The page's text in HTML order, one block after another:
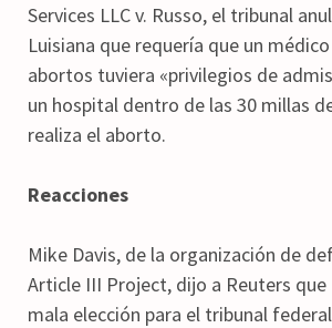
Services LLC v. Russo, el tribunal
Luisiana que requería que un
abortos tuviera «privilegios de
un hospital dentro de las 30 millas
realiza el aborto.
Reacciones
Mike Davis, de la organización de
Article III Project, dijo a Reuters que
mala elección para el tribunal